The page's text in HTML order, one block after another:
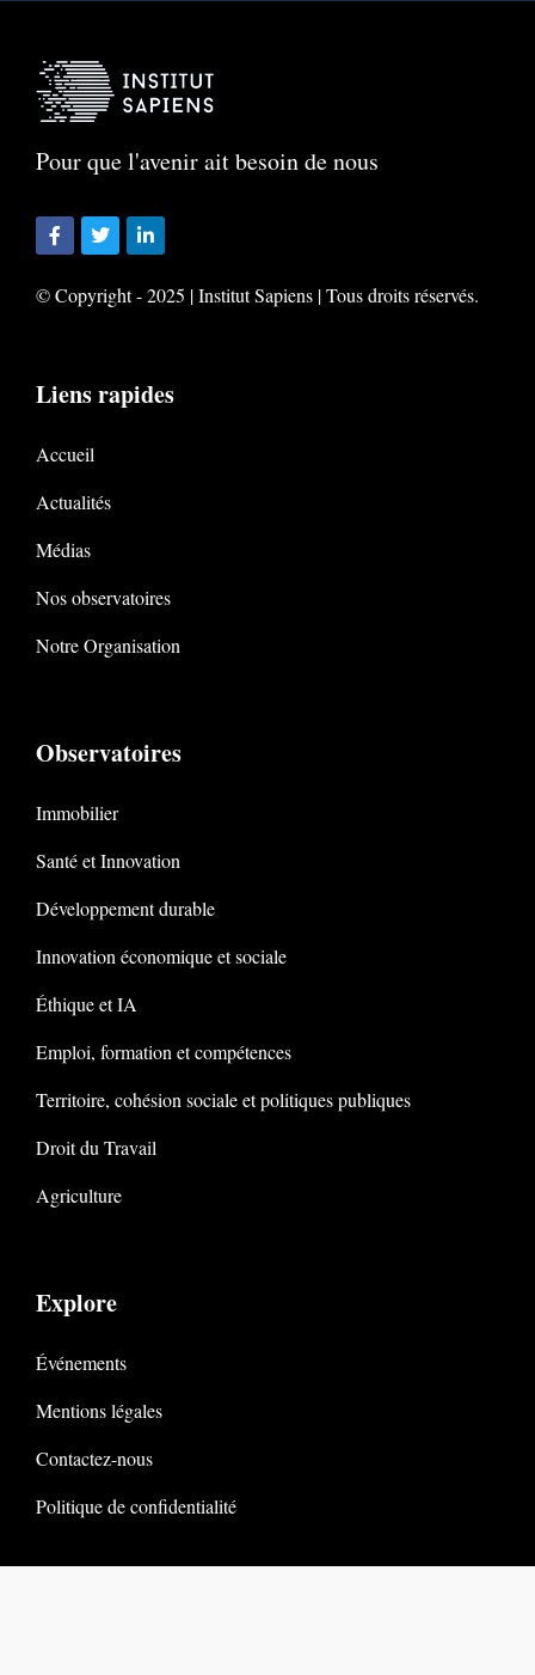
Pour que l'avenir ait besoin de nous
© Copyright - 2025 | Institut Sapiens | Tous droits réservés.
Liens rapides
Accueil
Actualités
Médias
Nos observatoires
Notre Organisation
Observatoires
Immobilier
Santé et Innovation
Développement durable
Innovation économique et sociale
Éthique et IA
Emploi, formation et compétences
Territoire, cohésion sociale et politiques publiques
Droit du Travail
Agriculture
Explore
Événements
Mentions légales
Contactez-nous
Politique de confidentialité